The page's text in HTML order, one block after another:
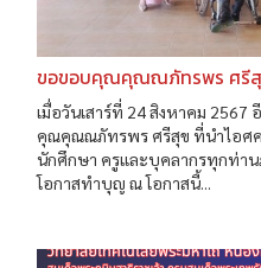
ขอขอบคุณคุณณภัทรพร ศรี
เมื่อวันเสาร์ที่ 24 สิงหาคม
คุณคุณณภัทรพร ศรีสุข ที่นำไอศค
นักศึกษา ครูและบุคลากรทุกท่าน
โอกาสทำบุญ ณ โอกาสนี้...